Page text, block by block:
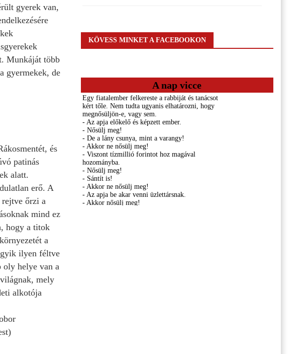
gyerek van,
Munkáját több
gyermekek, de
és
patinás
alatt.
erő. A
őrzi a
mind ez
hogy a titok
a
ilyen féltve
oly helye van a
mely
alkotója
KÖVESS MINKET A FACEBOOKON
A nap vicce